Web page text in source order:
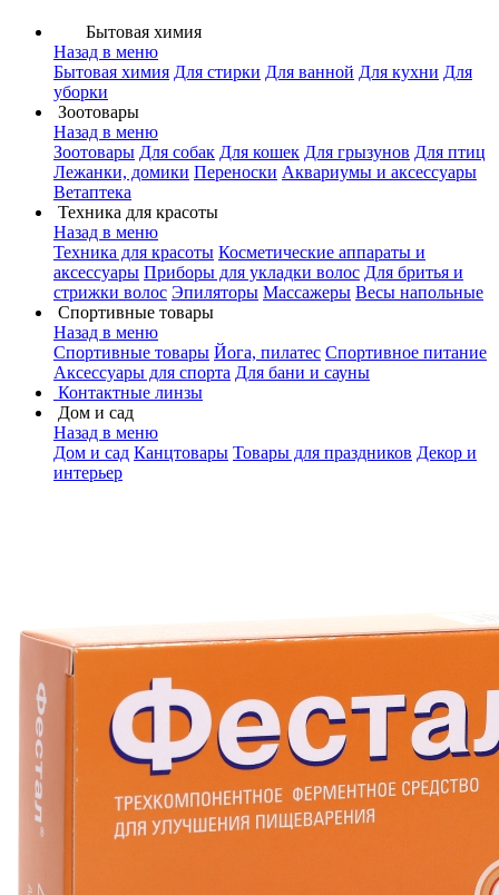
Бытовая химия
Назад в меню
Бытовая химия Для стирки Для ванной Для кухни Для
уборки
Зоотовары
Назад в меню
Зоотовары Для собак Для кошек Для грызунов Для птиц
Лежанки, домики Переноски Аквариумы и аксессуары
Ветаптека
Техника для красоты
Назад в меню
Техника для красоты Косметические аппараты и
аксессуары Приборы для укладки волос Для бритья и
стрижки волос Эпиляторы Массажеры Весы напольные
Спортивные товары
Назад в меню
Спортивные товары Йога, пилатес Спортивное питание
Аксессуары для спорта Для бани и сауны
Контактные линзы
Дом и сад
Назад в меню
Дом и сад Канцтовары Товары для праздников Декор и
интерьер